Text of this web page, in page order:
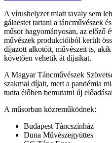
A vírushelyzet miatt tavaly sem
gálaestet tartani a táncművészek
műsor hagyományosan, az előző
művészek produkcióiból került
díjazott alkotóit, művészeit is,
követően vehetik át díjaikat.
A Magyar Táncművészek
szakmai díjait, mert a pandémia
tudta élőben bemutatni új
A műsorban közreműködnek:
Budapest Táncszínház
Duna Művészegyüttes